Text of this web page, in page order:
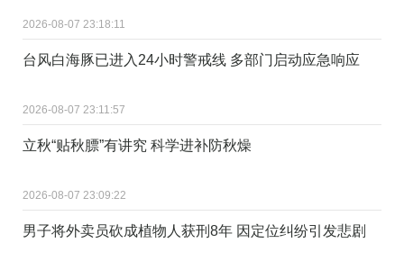
2026-08-07 23:18:11
台风白海豚已进入24小时警戒线 多部门启动应急响应
2026-08-07 23:11:57
立秋“贴秋膘”有讲究 科学进补防秋燥
2026-08-07 23:09:22
男子将外卖员砍成植物人获刑8年 因定位纠纷引发悲剧